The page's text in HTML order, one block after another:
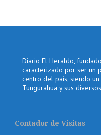
Diario El Heraldo,
caracterizado por ser un
centro del país, siendo
Tungurahua y sus
Contador de Visitas